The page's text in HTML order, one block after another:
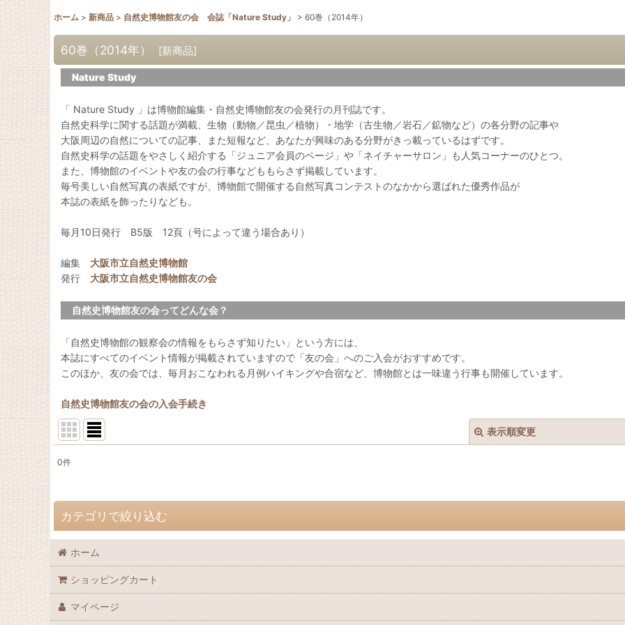
ホーム > 新商品 > 自然史博物館友の会 会誌「Nature Study」 > 60巻（2014年）
60巻（2014年） [新商品]
Nature Study
「 Nature Study 」は博物館編集・自然史博物館友の会発行の月刊誌です。
自然史科学に関する話題が満載、生物（動物／昆虫／植物）・地学（古生物／岩石／鉱物など）の各分野の記事や
大阪周辺の自然についての記事、また短報など、あなたが興味のある分野がきっ載っているはずです。
自然史科学の話題をやさしく紹介する「ジュニア会員のページ」や「ネイチャーサロン」も人気コーナーのひとつ。
また、博物館のイベントや友の会の行事などももらさず掲載しています。
毎号美しい自然写真の表紙ですが、博物館で開催する自然写真コンテストのなかから選ばれた優秀作品が
本誌の表紙を飾ったりなども。
毎月10日発行 B5版 12頁（号によって違う場合あり）
編集 大阪市立自然史博物館
発行 大阪市立自然史博物館友の会
自然史博物館友の会ってどんな会？
「自然史博物館の観察会の情報をもらさず知りたい」という方には、
本誌にすべてのイベント情報が掲載されていますので「友の会」へのご入会がおすすめです。
このほか、友の会では、毎月おこなわれる月例ハイキングや合宿など、博物館とは一味違う行事も開催しています。
自然史博物館友の会の入会手続き
表示順変更
並び順 :
0件
カテゴリで絞り込む
自然史博物館友の会 会誌「Nature Study」 (全商品)
72巻（2026年）
71巻（2025年）
ホーム
ショッピングカート
マイページ